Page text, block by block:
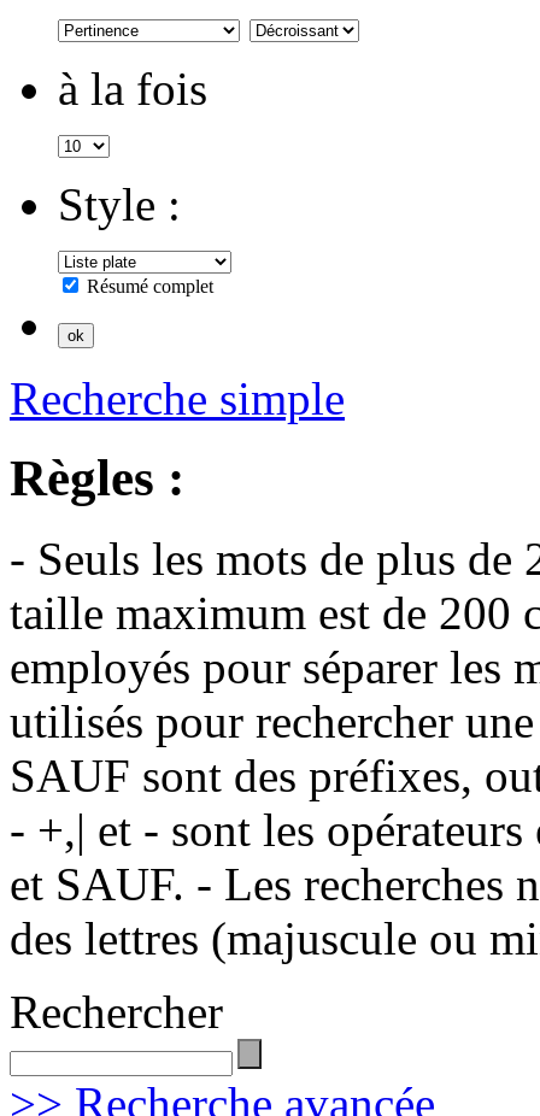
à la fois
Style :
Résumé complet
Recherche simple
Règles :
- Seuls les mots de plus de
taille maximum est de 200
employés pour séparer les
utilisés pour rechercher
SAUF sont des préfixes,
- +,| et - sont les
et SAUF. - Les recherches
des lettres (majuscule ou
Rechercher
>> Recherche avancée